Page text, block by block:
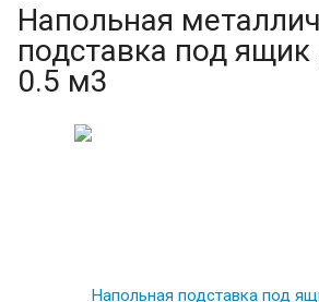
Напольная
подставка под ящик
0.5 м3